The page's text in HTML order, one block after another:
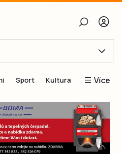
Obnovit heslo
se
Sport Kultura Více
Blogy
Inspirace
Čtenáři píší
Speciální přílohy